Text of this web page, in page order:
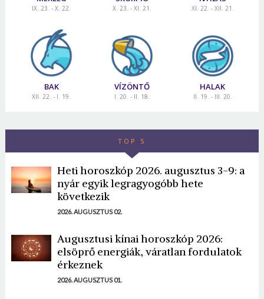
IX. 23. - X. 22. X. 23. - XI. 21. XI. 22. - XII. 21.
BAK
XII. 22. - I. 19.
VÍZÖNTŐ
I. 20. - II. 18.
HALAK
II. 19. - III. 20.
TOP 5
Heti horoszkóp 2026. augusztus 3-9: a
nyár egyik legragyogóbb hete
következik
2026. AUGUSZTUS 02.
Augusztusi kínai horoszkóp 2026:
elsöprő energiák, váratlan fordulatok
érkeznek
2026. AUGUSZTUS 01.